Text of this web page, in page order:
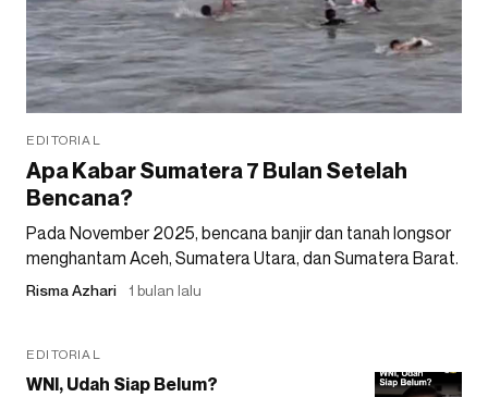
EDITORIAL
Apa Kabar Sumatera 7 Bulan Setelah
Bencana?
Pada November 2025, bencana banjir dan tanah longsor
menghantam Aceh, Sumatera Utara, dan Sumatera Barat.
Risma Azhari 1 bulan lalu
EDITORIAL
WNI, Udah Siap Belum?